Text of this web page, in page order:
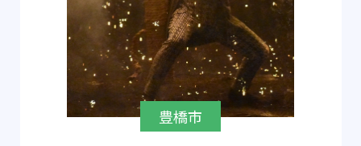
豊橋市